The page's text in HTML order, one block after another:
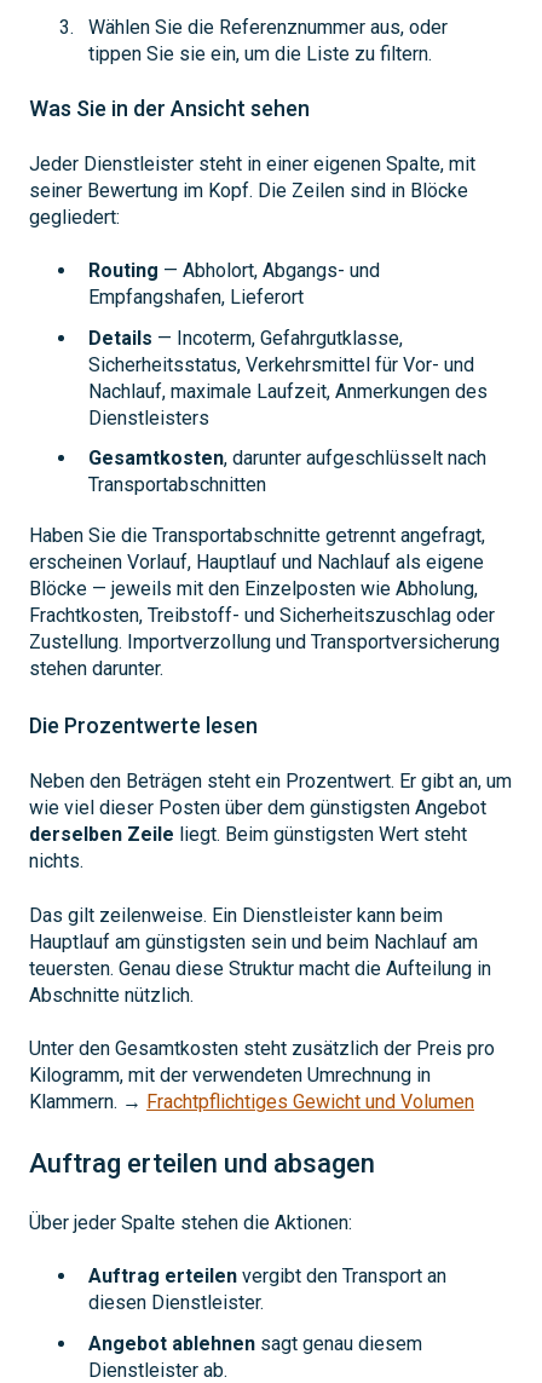
Wählen Sie die Referenznummer aus, oder
tippen Sie sie ein, um die Liste zu filtern.
Was Sie in der Ansicht sehen
Jeder Dienstleister steht in einer eigenen Spalte, mit
seiner Bewertung im Kopf. Die Zeilen sind in Blöcke
gegliedert:
Routing — Abholort, Abgangs- und
Empfangshafen, Lieferort
Details — Incoterm, Gefahrgutklasse,
Sicherheitsstatus, Verkehrsmittel für Vor- und
Nachlauf, maximale Laufzeit, Anmerkungen des
Dienstleisters
Gesamtkosten, darunter aufgeschlüsselt nach
Transportabschnitten
Haben Sie die Transportabschnitte getrennt angefragt,
erscheinen Vorlauf, Hauptlauf und Nachlauf als eigene
Blöcke — jeweils mit den Einzelposten wie Abholung,
Frachtkosten, Treibstoff- und Sicherheitszuschlag oder
Zustellung. Importverzollung und Transportversicherung
stehen darunter.
Die Prozentwerte lesen
Neben den Beträgen steht ein Prozentwert. Er gibt an, um
wie viel dieser Posten über dem günstigsten Angebot
derselben Zeile liegt. Beim günstigsten Wert steht
nichts.
Das gilt zeilenweise. Ein Dienstleister kann beim
Hauptlauf am günstigsten sein und beim Nachlauf am
teuersten. Genau diese Struktur macht die Aufteilung in
Abschnitte nützlich.
Unter den Gesamtkosten steht zusätzlich der Preis pro
Kilogramm, mit der verwendeten Umrechnung in
Klammern. → Frachtpflichtiges Gewicht und Volumen
Auftrag erteilen und absagen
Über jeder Spalte stehen die Aktionen:
Auftrag erteilen vergibt den Transport an
diesen Dienstleister.
Angebot ablehnen sagt genau diesem
Dienstleister ab.